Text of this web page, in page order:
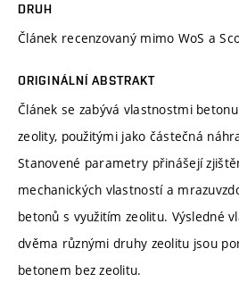
DRUH
Článek recenzovaný mimo WoS a
ORIGINÁLNÍ ABSTRAKT
Článek se zabývá vlastnostmi
zeolity, použitými jako částečná
Stanovené parametry přinášejí
mechanických vlastností a
betonů s využitím zeolitu. Výsledné
dvěma různými druhy zeolitu jsou
betonem bez zeolitu.